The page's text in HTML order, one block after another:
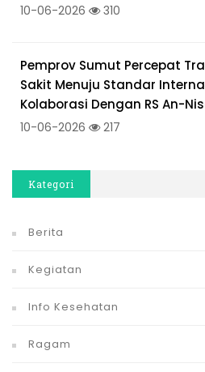
10-06-2026 310
Pemprov Sumut Percepat
Sakit Menuju Standar
Kolaborasi Dengan RS An-
10-06-2026 217
Kategori
Berita
Kegiatan
Info Kesehatan
Ragam